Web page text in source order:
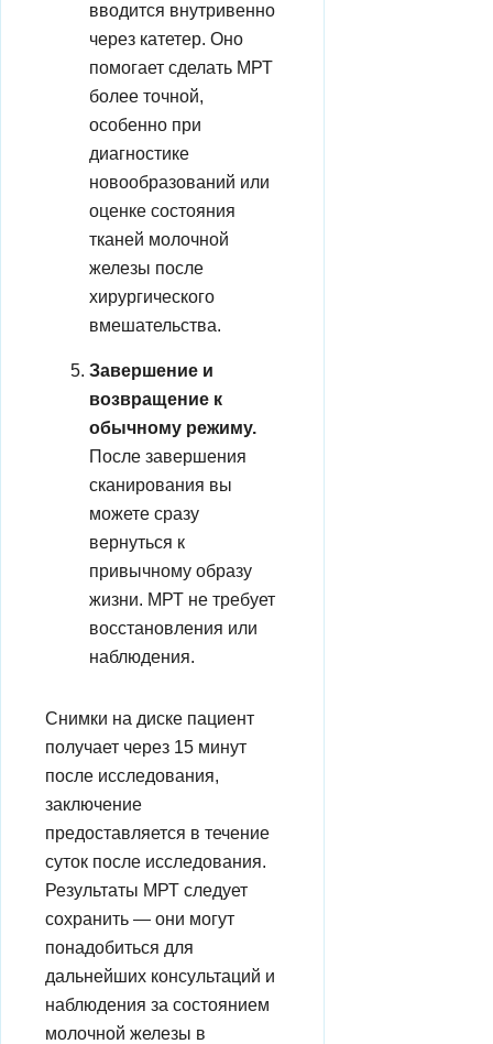
вводится внутривенно
через катетер. Оно
помогает сделать МРТ
более точной,
особенно при
диагностике
новообразований или
оценке состояния
тканей молочной
железы после
хирургического
вмешательства.
Завершение и
возвращение к
обычному режиму.
После завершения
сканирования вы
можете сразу
вернуться к
привычному образу
жизни. МРТ не требует
восстановления или
наблюдения.
Снимки на диске пациент
получает через 15 минут
после исследования,
заключение
предоставляется в течение
суток после исследования.
Результаты МРТ следует
сохранить — они могут
понадобиться для
дальнейших консультаций и
наблюдения за состоянием
молочной железы в